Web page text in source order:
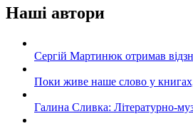
Наші автори
Сергій Мартинюк отримав
Поки живе наше слово у
Галина Сливка: Літературно-